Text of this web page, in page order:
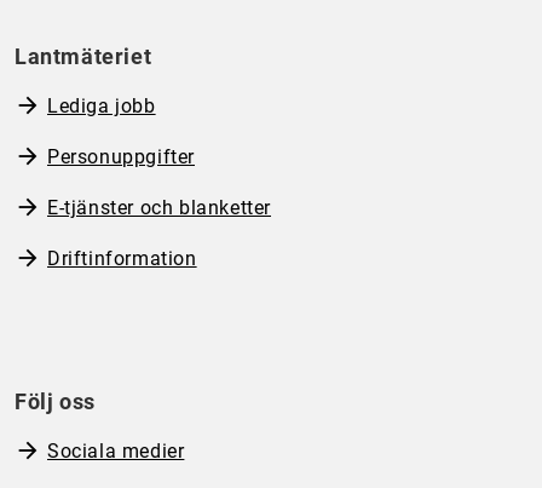
Lantmäteriet
Lediga jobb
Personuppgifter
E-tjänster och blanketter
Driftinformation
Följ oss
Sociala medier